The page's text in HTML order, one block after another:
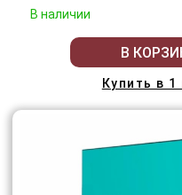
В наличии
В
Купить в 1